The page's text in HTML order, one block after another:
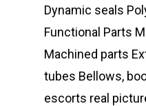
Dynamic seals
Functional Parts
Machined parts
tubes Bellows,
escorts real